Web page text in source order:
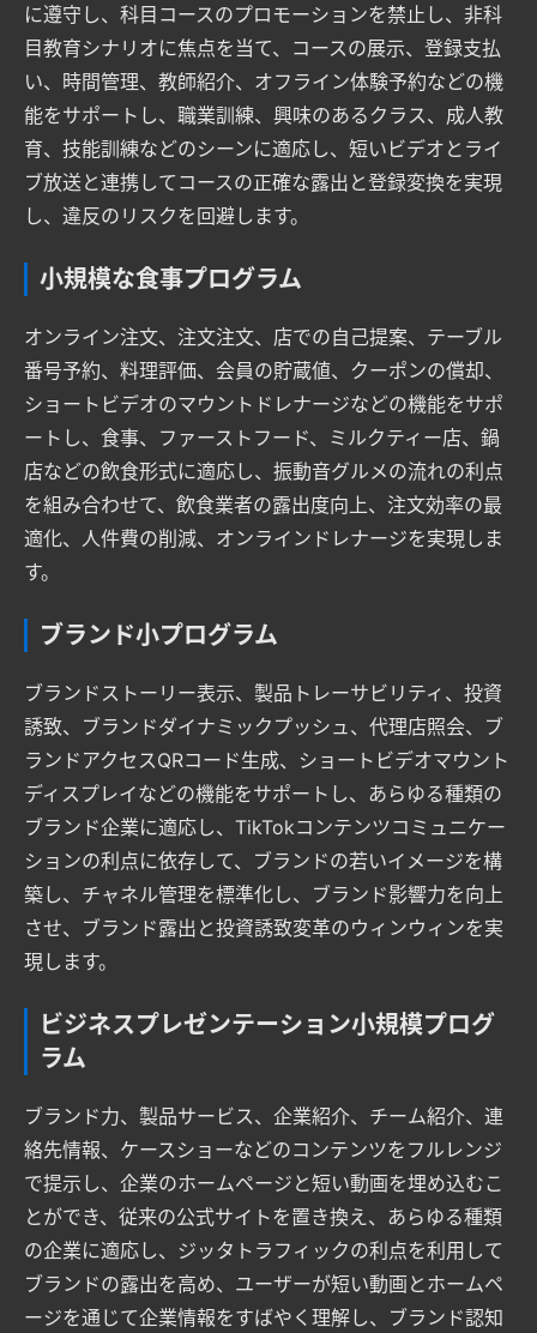
に遵守し、科目コースのプロモーションを禁止し、非科
目教育シナリオに焦点を当て、コースの展示、登録支払
い、時間管理、教師紹介、オフライン体験予約などの機
能をサポートし、職業訓練、興味のあるクラス、成人教
育、技能訓練などのシーンに適応し、短いビデオとライ
ブ放送と連携してコースの正確な露出と登録変換を実現
し、違反のリスクを回避します。
小規模な食事プログラム
オンライン注文、注文注文、店での自己提案、テーブル
番号予約、料理評価、会員の貯蔵値、クーポンの償却、
ショートビデオのマウントドレナージなどの機能をサポ
ートし、食事、ファーストフード、ミルクティー店、鍋
店などの飲食形式に適応し、振動音グルメの流れの利点
を組み合わせて、飲食業者の露出度向上、注文効率の最
適化、人件費の削減、オンラインドレナージを実現しま
す。
ブランド小プログラム
ブランドストーリー表示、製品トレーサビリティ、投資
誘致、ブランドダイナミックプッシュ、代理店照会、ブ
ランドアクセスQRコード生成、ショートビデオマウント
ディスプレイなどの機能をサポートし、あらゆる種類の
ブランド企業に適応し、TikTokコンテンツコミュニケー
ションの利点に依存して、ブランドの若いイメージを構
築し、チャネル管理を標準化し、ブランド影響力を向上
させ、ブランド露出と投資誘致変革のウィンウィンを実
現します。
ビジネスプレゼンテーション小規模プログ
ラム
ブランド力、製品サービス、企業紹介、チーム紹介、連
絡先情報、ケースショーなどのコンテンツをフルレンジ
で提示し、企業のホームページと短い動画を埋め込むこ
とができ、従来の公式サイトを置き換え、あらゆる種類
の企業に適応し、ジッタトラフィックの利点を利用して
ブランドの露出を高め、ユーザーが短い動画とホームペ
ージを通じて企業情報をすばやく理解し、ブランド認知